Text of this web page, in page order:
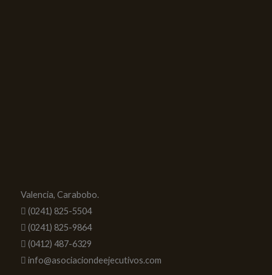
Valencia, Carabobo.
(0241) 825-5504
(0241) 825-9864
(0412) 487-6329
info@asociaciondeejecutivos.com